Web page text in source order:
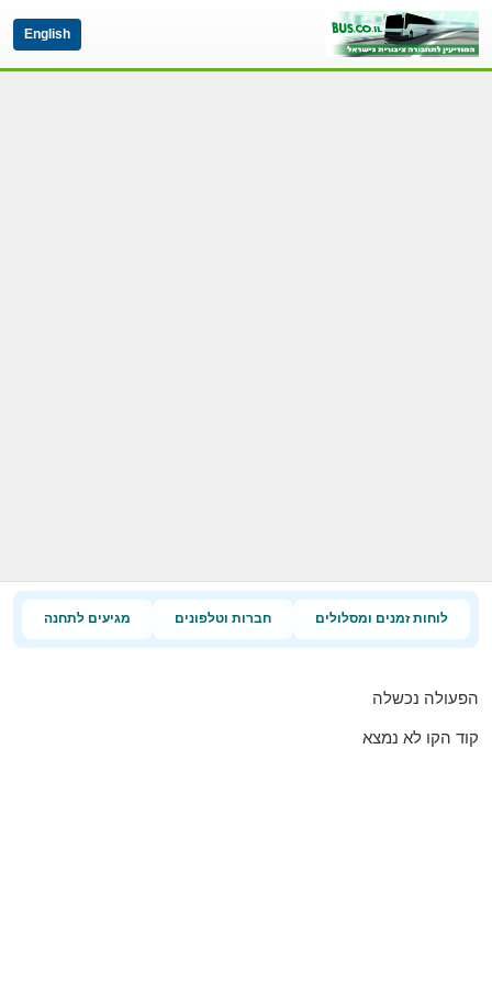
English
לוחות זמנים ומסלולים חברות וטלפונים מגיעים לתחנה
הפעולה נכשלה
קוד הקו לא נמצא